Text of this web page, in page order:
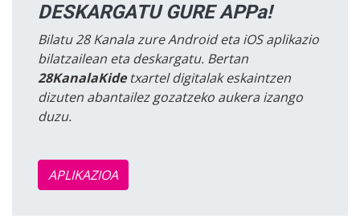
DESKARGATU GURE APPa!
Bilatu 28 Kanala zure Android eta iOS aplikazio
bilatzailean eta deskargatu. Bertan
28KanalaKidetxartel digitalak eskaintzen
dizuten abantailez gozatzeko aukera izango
duzu.
APLIKAZIOA